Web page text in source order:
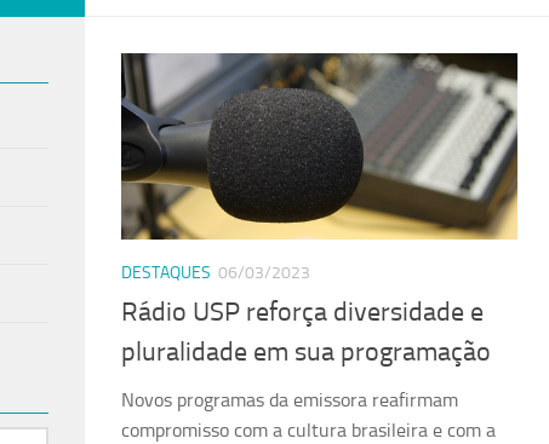
DESTAQUES 06/03/2023
Rádio USP reforça diversidade e
pluralidade em sua programação
Novos programas da emissora reafirmam
compromisso com a cultura brasileira e com a